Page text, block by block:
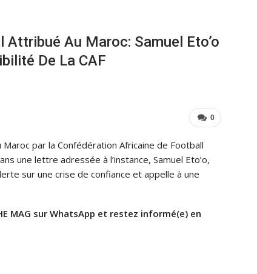
Au Maroc: Samuel Eto’o
De La CAF
0
par la Confédération Africaine de Football
une lettre adressée à l’instance, Samuel Eto’o,
sur une crise de confiance et appelle à une
MAG sur WhatsApp et restez informé(e) en